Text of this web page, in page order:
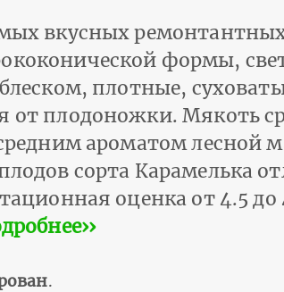
вкусных
формы,
плотные,
от плодоножки. Мякоть
ароматом лесной
сорта Карамелька
оценка от 4.5 до
.